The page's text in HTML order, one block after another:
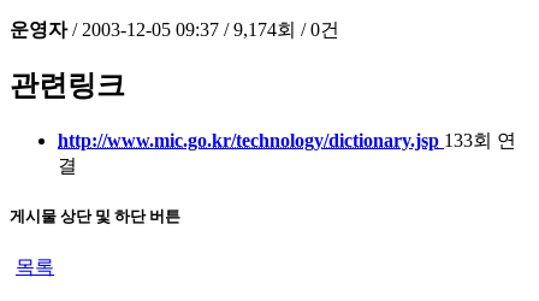
운영자 / 2003-12-05 09:37 / 9,174회 / 0건
관련링크
http://www.mic.go.kr/technology/dictionary.jsp 133회 연
결
게시물 상단 및 하단 버튼
목록